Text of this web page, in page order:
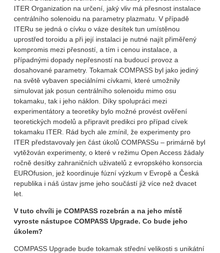
ITER Organization na určení, jaký vliv má přesnost instalace
centrálního solenoidu na parametry plazmatu. V případě
ITERu se jedná o cívku o váze desítek tun umístěnou
uprostřed toroidu a při její instalaci je nutné najít přiměřený
kompromis mezi přesností, a tím i cenou instalace, a
případnými dopady nepřesností na budoucí provoz a
dosahované parametry. Tokamak COMPASS byl jako jediný
na světě vybaven speciálními cívkami, které umožnily
simulovat jak posun centrálního solenoidu mimo osu
tokamaku, tak i jeho náklon. Díky spolupráci mezi
experimentátory a teoretiky bylo možné provést ověření
teoretických modelů a připravit predikci pro případ cívek
tokamaku ITER. Rád bych ale zmínil, že experimenty pro
ITER představovaly jen část úkolů COMPASSu – primárně byl
vytěžován experimenty, o které v režimu Open Access žádaly
ročně desítky zahraničních uživatelů z evropského konsorcia
EUROfusion, jež koordinuje fúzní výzkum v Evropě a Česká
republika i náš ústav jsme jeho součástí již více než dvacet
let.
V tuto chvíli je COMPASS rozebrán a na jeho místě
vyroste nástupce COMPASS Upgrade. Co bude jeho
úkolem?
COMPASS Upgrade bude tokamak střední velikosti s unikátní